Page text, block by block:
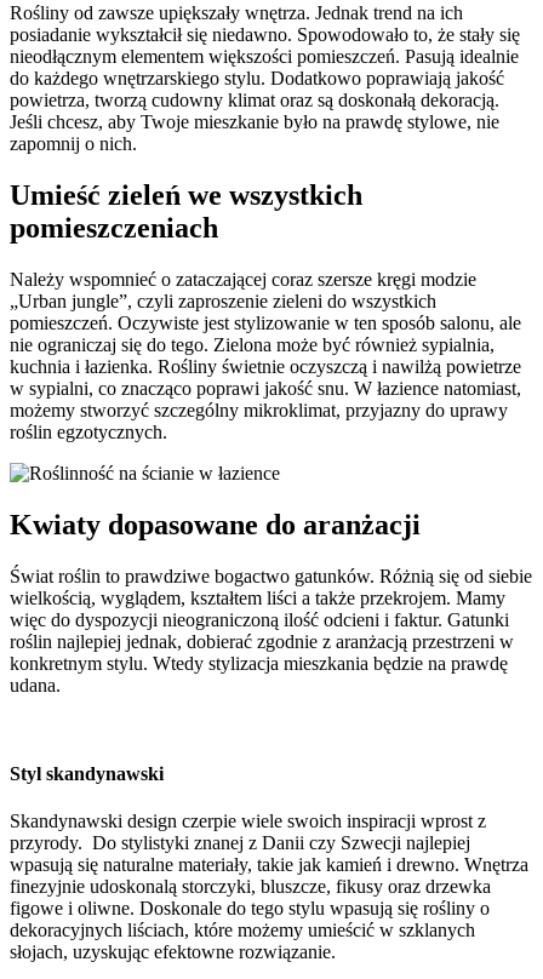
Rośliny od zawsze upiększały wnętrza. Jednak trend na ich
posiadanie wykształcił się niedawno. Spowodowało to, że stały się
nieodłącznym elementem większości pomieszczeń. Pasują idealnie
do każdego wnętrzarskiego stylu. Dodatkowo poprawiają jakość
powietrza, tworzą cudowny klimat oraz są doskonałą dekoracją.
Jeśli chcesz, aby Twoje mieszkanie było na prawdę stylowe, nie
zapomnij o nich.
Umieść zieleń we wszystkich
pomieszczeniach
Należy wspomnieć o zataczającej coraz szersze kręgi modzie
„Urban jungle”, czyli zaproszenie zieleni do wszystkich
pomieszczeń. Oczywiste jest stylizowanie w ten sposób salonu, ale
nie ograniczaj się do tego. Zielona może być również sypialnia,
kuchnia i łazienka. Rośliny świetnie oczyszczą i nawilżą powietrze
w sypialni, co znacząco poprawi jakość snu. W łazience natomiast,
możemy stworzyć szczególny mikroklimat, przyjazny do uprawy
roślin egzotycznych.
Kwiaty dopasowane do aranżacji
Świat roślin to prawdziwe bogactwo gatunków. Różnią się od siebie
wielkością, wyglądem, kształtem liści a także przekrojem. Mamy
więc do dyspozycji nieograniczoną ilość odcieni i faktur. Gatunki
roślin najlepiej jednak, dobierać zgodnie z aranżacją przestrzeni w
konkretnym stylu. Wtedy stylizacja mieszkania będzie na prawdę
udana.
Styl skandynawski
Skandynawski design czerpie wiele swoich inspiracji wprost z
przyrody. Do stylistyki znanej z Danii czy Szwecji najlepiej
wpasują się naturalne materiały, takie jak kamień i drewno. Wnętrza
finezyjnie udoskonalą storczyki, bluszcze, fikusy oraz drzewka
figowe i oliwne. Doskonale do tego stylu wpasują się rośliny o
dekoracyjnych liściach, które możemy umieścić w szklanych
słojach, uzyskując efektowne rozwiązanie.